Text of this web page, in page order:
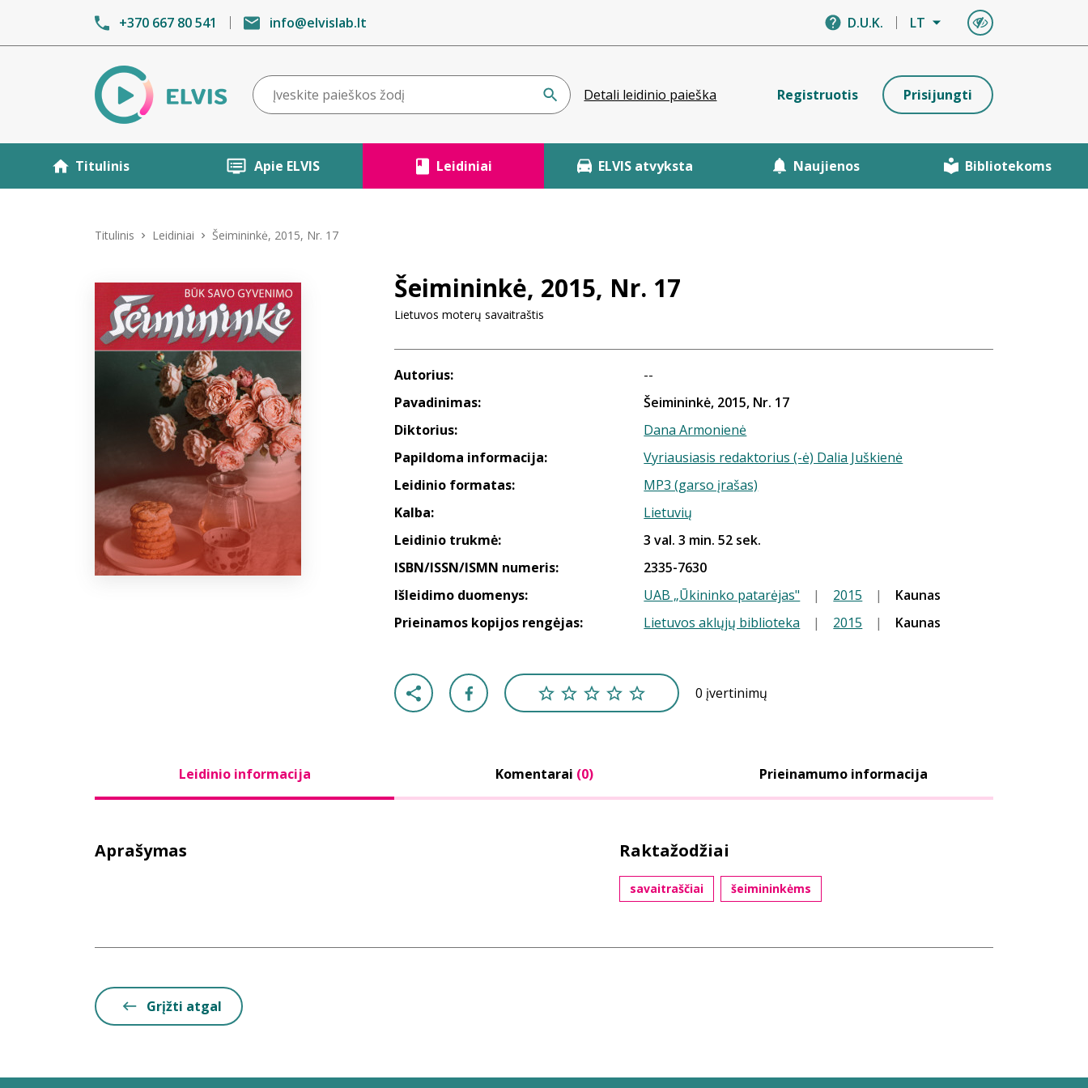
+370 667 80 541 info@elvislab.lt D.U.K. LT
Detali leidinio paieška Registruotis Prisijungti
Titulinis Apie ELVIS Leidiniai ELVIS atvyksta Naujienos Bibliotekoms
Titulinis Leidiniai Šeimininkė, 2015, Nr. 17
Šeimininkė, 2015, Nr. 17
Lietuvos moterų savaitraštis
Autorius:
--
Pavadinimas:
Šeimininkė, 2015, Nr. 17
Diktorius:
Dana Armonienė
Papildoma informacija:
Vyriausiasis redaktorius (-ė) Dalia Juškienė
Leidinio formatas:
MP3 (garso įrašas)
Kalba:
Lietuvių
Leidinio trukmė:
3 val. 3 min. 52 sek.
ISBN/ISSN/ISMN numeris:
2335-7630
Išleidimo duomenys:
UAB „Ūkininko patarėjas" | 2015 |
Kaunas
Prieinamos kopijos rengėjas:
Lietuvos aklųjų biblioteka | 2015 | Kaunas
0 įvertinimų
Leidinio informacija Komentarai (0) Prieinamumo informacija
Aprašymas Raktažodžiai
savaitraščiai šeimininkėms
Grįžti atgal